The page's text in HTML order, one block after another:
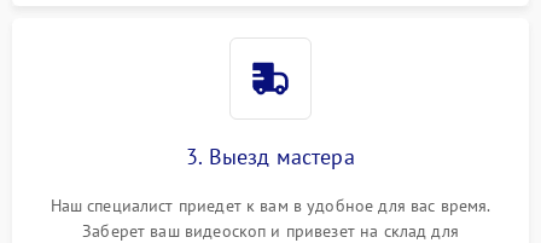
3. Выезд мастера
Наш специалист приедет к вам в удобное для вас время.
Заберет ваш видеоскоп и привезет на склад для